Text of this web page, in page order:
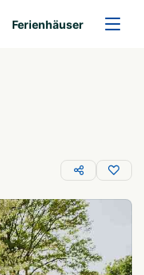
Ferienhäuser